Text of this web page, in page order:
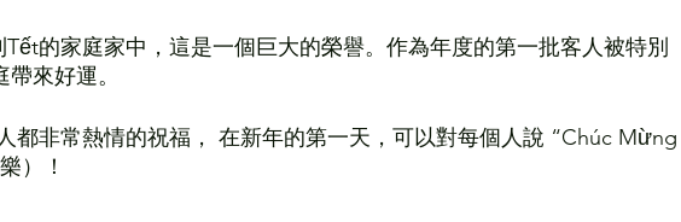
Tết的家庭家中，這是一個巨大的榮譽。作為年度的第一批客人被特別
來好運。
都非常熱情的祝福， 在新年的第一天，可以對每個人說 “Chúc Mừng
）！